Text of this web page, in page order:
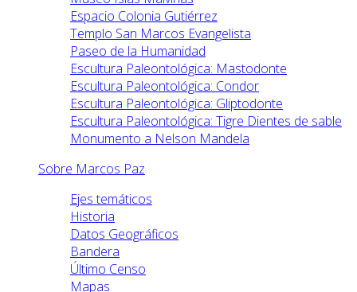
Espacio Colonia Gutiérrez
Templo San Marcos Evangelista
Paseo de la Humanidad
Escultura Paleontológica: Mastodonte
Escultura Paleontológica: Condor
Escultura Paleontológica: Gliptodonte
Escultura Paleontológica: Tigre Dientes de sable
Monumento a Nelson Mandela
Sobre Marcos Paz
Ejes temáticos
Historia
Datos Geográficos
Bandera
Último Censo
Mapas